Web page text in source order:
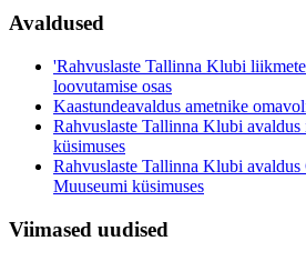
Avaldused
'Rahvuslaste Tallinna Klubi
loovutamise osas
Kaastundeavaldus ametnike
Rahvuslaste Tallinna Klubi avaldus
küsimuses
Rahvuslaste Tallinna Klubi
Muuseumi küsimuses
Viimased uudised